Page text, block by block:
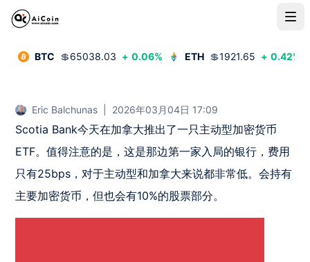
BTC 💲65038.03 + 0.06% ETH 💲1921.65 + 0.42%
Eric Balchunas 2026年03月04日 17:09
Scotia Bank今天在加拿大推出了一只主动型加密货币
ETF。值得注意的是，这是那边第一家入局的银行，费用
只有25bps，对于主动型和加拿大来说都非常低。会持有
主要加密货币，但也会有10%的股票部分。